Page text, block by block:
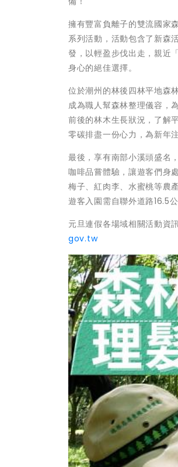
擁有豐富負離子的雙流國家
系列活動，活動包含了新
發，以輕盈步伐出走，親近
身心的絕佳選擇。
位於潮州的林後四林平地森
成為職人幫森林整理儀容，
前後的林木生長狀況，了解
零碳排盡一份心力，為新年
最後，享有南部小溪頭盛名
咖啡品嘗體驗，讓遊客們身
梅子、紅肉李、水蜜桃等農
遊客入園需自聯外道路16.5
元旦連假各場域相關活動資
gov.tw